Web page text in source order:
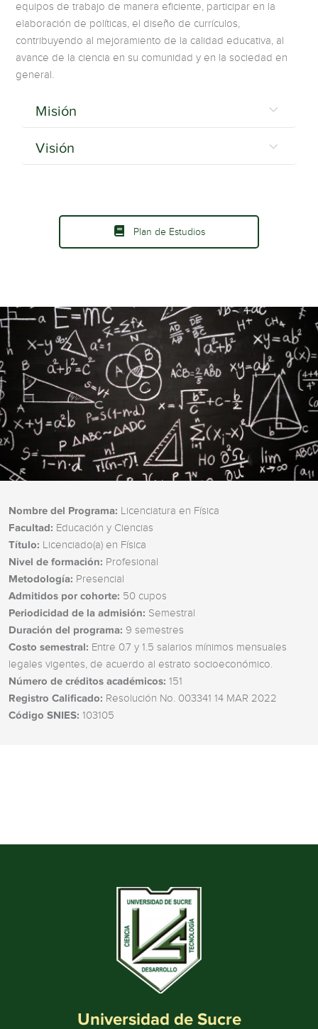
equipos de trabajo de manera eficiente, participar en la
elaboración de políticas, el diseño de currículos,
contribuyendo al mejoramiento de la calidad educativa, al
avance de la ciencia en su comunidad y en la sociedad en
general.
Misión
Visión
Plan de Estudios
Nombre del Programa: Licenciatura en Física
Facultad: Educación y Ciencias
Título: Licenciado(a) en Física
Nivel de formación: Profesional
Metodología: Presencial
Admitidos por cohorte: 50 cupos
Periodicidad de la admisión: Semestral
Duración del programa: 9 semestres
Costo semestral: Entre 0.7 y 1.5 salarios mínimos mensuales
legales vigentes, de acuerdo al estrato socioeconómico.
Número de créditos académicos: 151
Registro Calificado: Resolución No. 003341 14 MAR 2022
Código SNIES: 103105
Universidad de Sucre